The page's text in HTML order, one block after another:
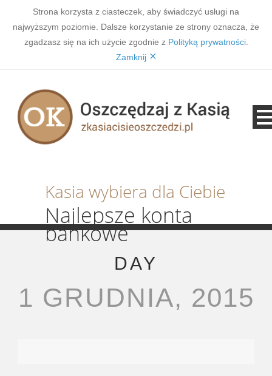
Strona korzysta z ciasteczek, aby świadczyć usługi na
najwyższym poziomie. Dalsze korzystanie ze strony oznacza, że
zgadzasz się na ich użycie zgodnie z Polityką prywatności.
Zamknij ×
Kasia wybiera dla Ciebie
Najlepsze konta
bankowe
DAY
1 GRUDNIA, 2015